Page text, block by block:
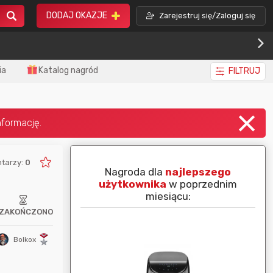
DODAJ OKAZJE Zarejestruj się/Zaloguj się
Katalog nagród FILTRUJ
0
ZAKOŃCZONO
Bolkox
Nagroda dla najlepszego
użytkownika w poprzednim
miesiącu: